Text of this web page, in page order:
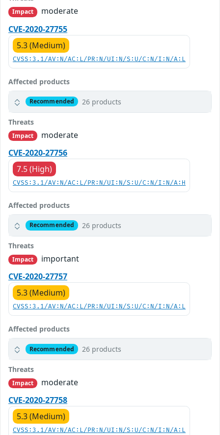
Impact
moderate
CVE-2020-27755
5.3 (Medium)
CVSS:3.1/AV:N/AC:L/PR:N/UI:N/S:U/C:N/I:N/A:L
Affected products
Recommended 26 products
Threats
Impact
moderate
CVE-2020-27756
7.5 (High)
CVSS:3.1/AV:N/AC:L/PR:N/UI:N/S:U/C:N/I:N/A:H
Affected products
Recommended 26 products
Threats
Impact
important
CVE-2020-27757
5.3 (Medium)
CVSS:3.1/AV:N/AC:L/PR:N/UI:N/S:U/C:N/I:N/A:L
Affected products
Recommended 26 products
Threats
Impact
moderate
CVE-2020-27758
5.3 (Medium)
CVSS:3.1/AV:N/AC:L/PR:N/UI:N/S:U/C:N/I:N/A:L